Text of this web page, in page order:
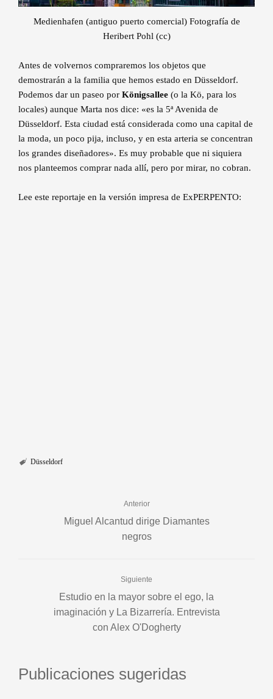
Medienhafen (antiguo puerto comercial) Fotografía de
Heribert Pohl (cc)
Antes de volvernos compraremos los objetos que
demostrarán a la familia que hemos estado en Düsseldorf.
Podemos dar un paseo por Königsallee (o la Kö, para los
locales) aunque Marta nos dice: «es la 5ª Avenida de
Düsseldorf. Esta ciudad está considerada como una capital de
la moda, un poco pija, incluso, y en esta arteria se concentran
los grandes diseñadores». Es muy probable que ni siquiera
nos planteemos comprar nada allí, pero por mirar, no cobran.
Lee este reportaje en la versión impresa de ExPERPENTO:
Düsseldorf
Anterior
Miguel Alcantud dirige Diamantes
negros
Siguiente
Estudio en la mayor sobre el ego, la
imaginación y La Bizarrería. Entrevista
con Alex O'Dogherty
Publicaciones sugeridas